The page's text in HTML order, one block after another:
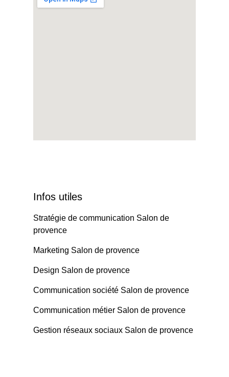
Infos utiles
Stratégie de communication Salon de
provence
Marketing Salon de provence
Design Salon de provence
Communication société Salon de provence
Communication métier Salon de provence
Gestion réseaux sociaux Salon de provence